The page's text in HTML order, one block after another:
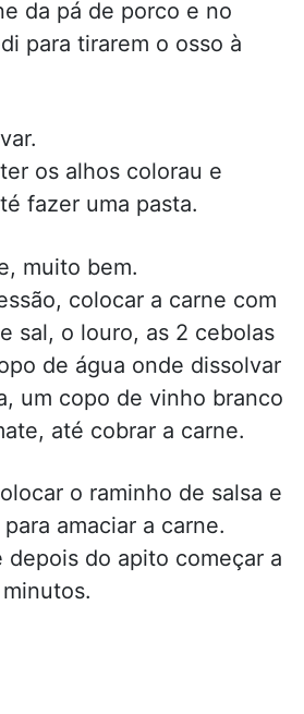
da pá de porco e no
para tirarem o osso à
os alhos colorau e
fazer uma pasta.
muito bem.
colocar a carne com
sal, o louro, as 2 cebolas
de água onde dissolvar
um copo de vinho branco
até cobrar a carne.
o raminho de salsa e
amaciar a carne.
depois do apito começar a